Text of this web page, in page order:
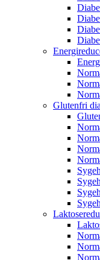
Glutenfri